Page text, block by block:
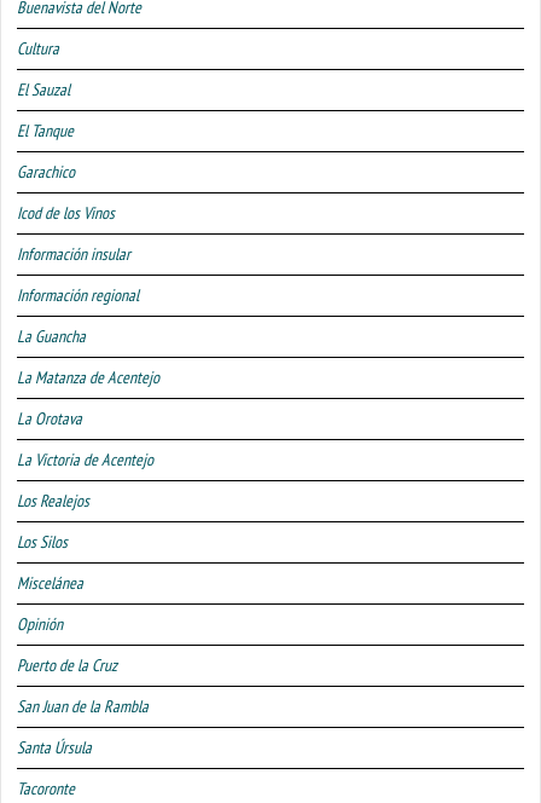
Buenavista del Norte
Cultura
El Sauzal
El Tanque
Garachico
Icod de los Vinos
Información insular
Información regional
La Guancha
La Matanza de Acentejo
La Orotava
La Victoria de Acentejo
Los Realejos
Los Silos
Miscelánea
Opinión
Puerto de la Cruz
San Juan de la Rambla
Santa Úrsula
Tacoronte